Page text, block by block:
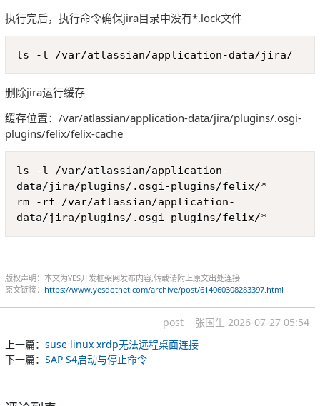
执行完后，执行命令确保jira目录中没有*.lock文件
ls -l /var/atlassian/application-data/jira/Copy
删除jira运行缓存
缓存位置：/var/atlassian/application-data/jira/plugins/.osgi-
plugins/felix/felix-cache
ls -l /var/atlassian/application-
data/jira/plugins/.osgi-plugins/felix/*
rm -rf /var/atlassian/application-
data/jira/plugins/.osgi-plugins/felix/*
版权声明：本文为YES开发框架网发布内容,转载请附上原文出处连接
原文链接： https://www.yesdotnet.com/archive/post/614060308283397.html
post 张国生 2026-07-27 05:54
上一篇： suse linux xrdp无法远程桌面连接
下一篇： SAP S4启动与停止命令